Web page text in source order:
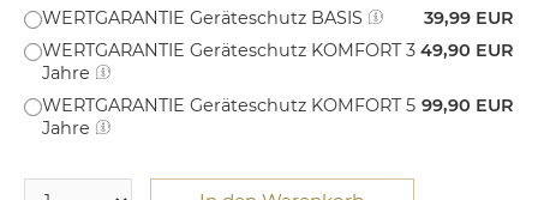
WERTGARANTIE Geräteschutz BASIS
39,99 EUR
WERTGARANTIE Geräteschutz KOMFORT 3
Jahre
49,90 EUR
WERTGARANTIE Geräteschutz KOMFORT 5
Jahre
99,90 EUR